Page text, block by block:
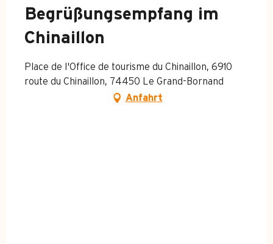
Begrüßungsempfang im
Chinaillon
Place de l'Office de tourisme du Chinaillon, 6910
route du Chinaillon, 74450 Le Grand-Bornand
Anfahrt